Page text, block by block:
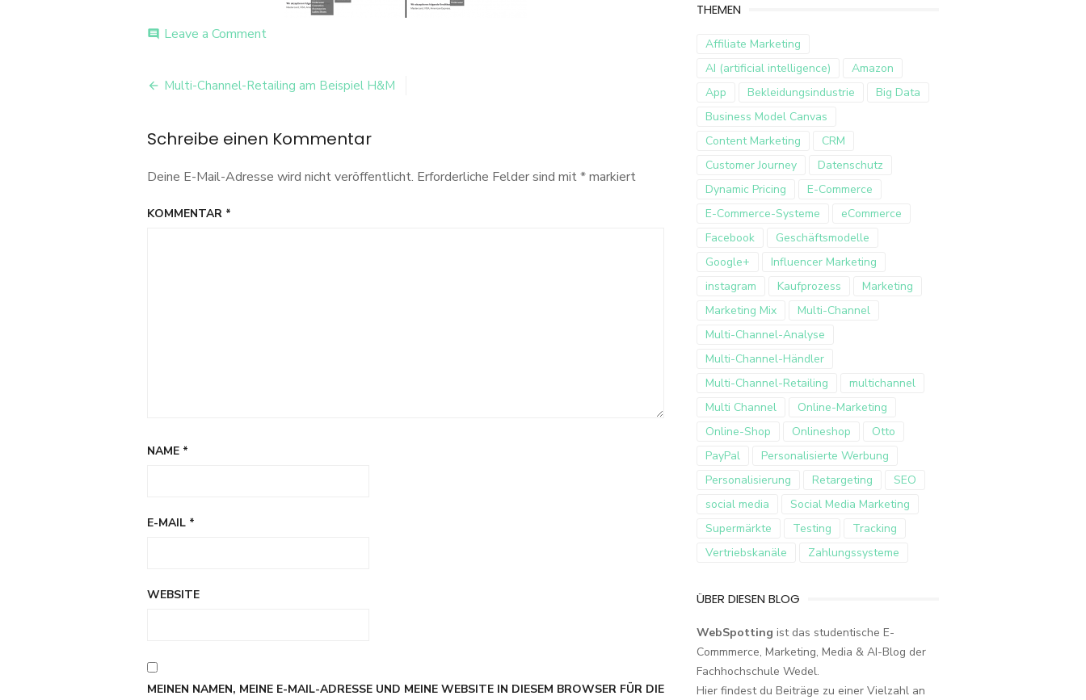
comment Leave a Commenton
mö-
Beitrags-
Multi-Channel-Retailing am Beispiel H&M
Schreibe einen Kommentar
Deine E-Mail-Adresse wird nicht veröffentlicht. Erforderliche Felder sind mit*markiert
KOMMENTAR *
NAME *
E-MAIL *
WEBSITE
MEINEN NAMEN, MEINE E-MAIL-ADRESSE UND MEINE WEBSITE IN DIESEM BROWSER FÜR DIE
THEMEN
Affiliate Marketing
AI (artificial intelligence)
Amazon
App
Bekleidungsindustrie
Big Data
Business Model Canvas
Content Marketing
CRM
Customer Journey
Datenschutz
Dynamic Pricing
E-Commerce
E-Commerce-Systeme
eCommerce
Facebook
Geschäftsmodelle
Google+
Influencer Marketing
instagram
Kaufprozess
Marketing
Marketing Mix
Multi-Channel
Multi-Channel-Analyse
Multi-Channel-Händler
Multi-Channel-Retailing
multichannel
Multi Channel
Online-Marketing
Online-Shop
Onlineshop
Otto
PayPal
Personalisierte Werbung
Personalisierung
Retargeting
SEO
social media
Social Media Marketing
Supermärkte
Testing
Tracking
Vertriebskanäle
Zahlungssysteme
ÜBER DIESEN BLOG
WebSpotting ist das studentische E-
Commmerce, Marketing, Media & AI-Blog der
Fachhochschule Wedel.
Hier findest du Beiträge zu einer Vielzahl an